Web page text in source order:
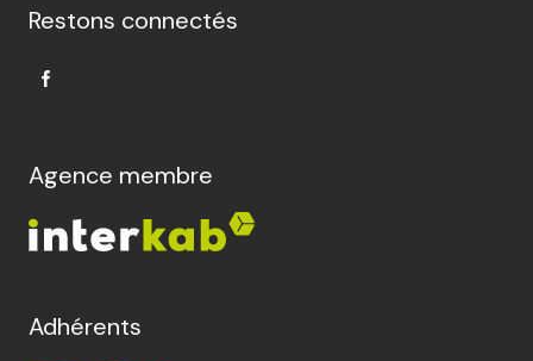
Restons connectés
Agence membre
Adhérents